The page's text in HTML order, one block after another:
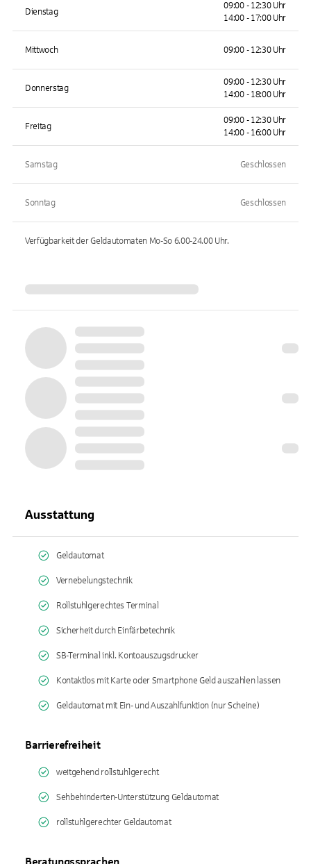
Dienstag
09:00 - 12:30 Uhr
14:00 - 17:00 Uhr
Mittwoch 09:00 - 12:30 Uhr
Donnerstag
09:00 - 12:30 Uhr
14:00 - 18:00 Uhr
Freitag
09:00 - 12:30 Uhr
14:00 - 16:00 Uhr
Samstag Geschlossen
Sonntag Geschlossen
Verfügbarkeit der Geldautomaten Mo-So 6.00-24.00Uhr.
Ausstattung
Geldautomat
Vernebelungstechnik
Rollstuhlgerechtes Terminal
Sicherheit durch Einfärbetechnik
SB-Terminal inkl. Kontoauszugsdrucker
Kontaktlos mit Karte oder Smartphone Geld auszahlen lassen
Geldautomat mit Ein- und Auszahlfunktion (nur Scheine)
Barrierefreiheit
weitgehend rollstuhlgerecht
Sehbehinderten-Unterstützung Geldautomat
rollstuhlgerechter Geldautomat
Beratungssprachen